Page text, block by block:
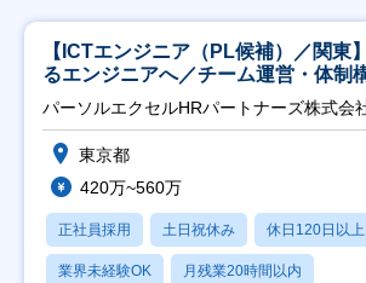
【ICTエンジニア（PL候補）／関東
るエンジニアへ／チーム運営・体制
パーソルエクセルHRパートナーズ株式会
東京都
420万~560万
正社員採用 土日祝休み 休日120日以上
業界未経験OK 月残業20時間以内